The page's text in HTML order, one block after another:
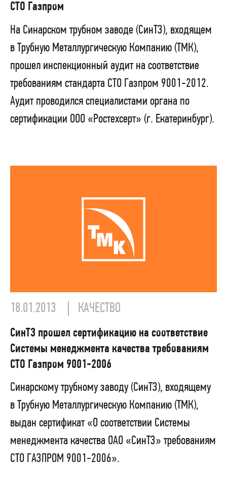
СТО Газпром
На Синарском трубном заводе (СинТЗ), входящем
в Трубную Металлургическую Компанию (ТМК),
прошел инспекционный аудит на соответствие
требованиям стандарта СТО Газпром 9001-2012.
Аудит проводился специалистами органа по
сертификации ООО «Ростехсерт» (г. Екатеринбург).
18.01.2013 КАЧЕСТВО
СинТЗ прошел сертификацию на соответствие
Системы менеджмента качества требованиям
СТО Газпром 9001-2006
Синарскому трубному заводу (СинТЗ), входящему
в Трубную Металлургическую Компанию (ТМК),
выдан сертификат «О соответствии Системы
менеджмента качества ОАО «СинТЗ» требованиям
СТО ГАЗПРОМ 9001-2006».